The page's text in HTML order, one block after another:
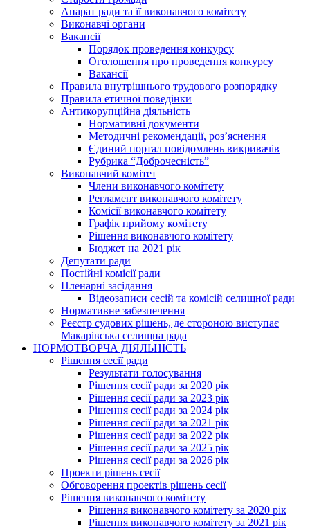
Апарат ради та її виконавчого комітету
Виконавчі органи
Вакансії
Порядок проведення конкурсу
Оголошення про проведення конкурсу
Вакансії
Правила внутрішнього трудового розпорядку
Правила етичної поведінки
Антикорупційна діяльність
Нормативні документи
Методичні рекомендації, роз’яснення
Єдиний портал повідомлень викривачів
Рубрика “Доброчесність”
Виконавчий комітет
Члени виконавчого комітету
Регламент виконавчого комітету
Комісії виконавчого комітету
Графік прийому комітету
Рішення виконавчого комітету
Бюджет на 2021 рік
Депутати ради
Постійні комісії ради
Пленарні засідання
Відеозаписи сесій та комісій селищної ради
Нормативне забезпечення
Реєстр судових рішень, де стороною виступає
Макарівська селищна рада
НОРМОТВОРЧА ДІЯЛЬНІСТЬ
Рішення сесії ради
Результати голосування
Рішення сесії ради за 2020 рік
Рішення сесії ради за 2023 рік
Рішення сесії ради за 2024 рік
Рішення сесії ради за 2021 рік
Рішення сесії ради за 2022 рік
Рішення сесії ради за 2025 рік
Рішення сесії ради за 2026 рік
Проекти рішень сесії
Обговорення проектів рішень сесії
Рішення виконавчого комітету
Рішення виконавчого комітету за 2020 рік
Рішення виконавчого комітету за 2021 рік